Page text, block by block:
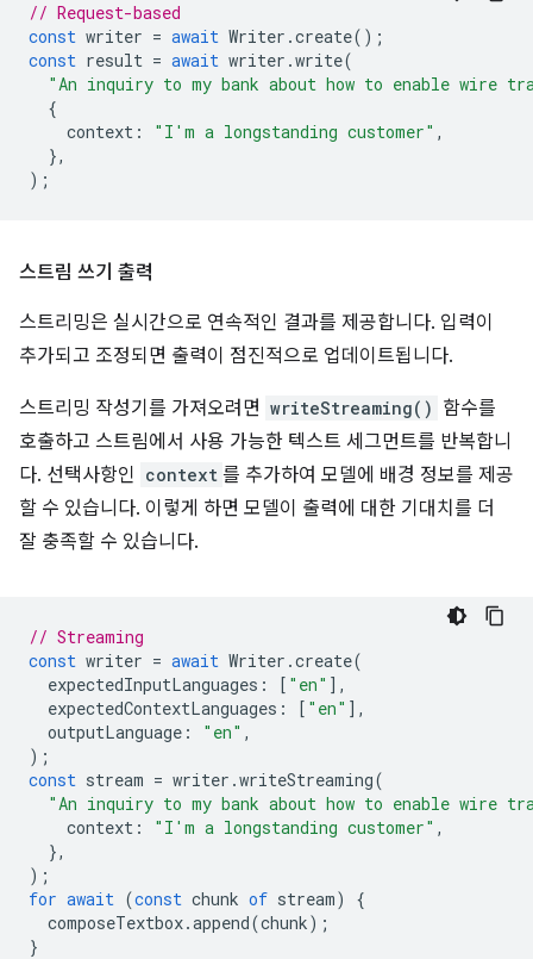
// Request-based
const writer = await Writer .create();
const result = await writer .write(
"An inquiry to my bank about how to enable wire
{
context : "I'm a longstanding customer" ,
},
);
스트림 쓰기 출력
스트리밍은 실시간으로 연속적인 결과를 제공합니다. 입력이
추가되고 조정되면 출력이 점진적으로 업데이트됩니다.
스트리밍 작성기를 가져오려면 writeStreaming() 함수를
호출하고 스트림에서 사용 가능한 텍스트 세그먼트를 반복합니
다. 선택사항인 context 를 추가하여 모델에 배경 정보를 제공
할 수 있습니다. 이렇게 하면 모델이 출력에 대한 기대치를 더
잘 충족할 수 있습니다.
// Streaming
const writer = await Writer .create(
expectedInputLanguages : [ "en" ],
expectedContextLanguages : [ "en" ],
outputLanguage : "en" ,
);
const stream = writer .writeStreaming(
"An inquiry to my bank about how to enable wire
context : "I'm a longstanding customer" ,
},
);
for await (const chunk of stream)
{
composeTextbox.append(chunk);
}